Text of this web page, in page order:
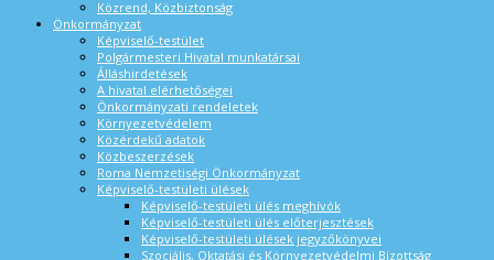
Közrend, Közbiztonság
Önkormányzat
Képviselő-testület
Polgármesteri Hivatal munkatársai
Álláshirdetések
A hivatal elérhetőségei
Önkormányzati rendeletek
Környezetvédelem
Közérdekű adatok
Közbeszerzések
Roma Nemzetiségi Önkormányzat
Képviselő-testületi ülések
Képviselő-testületi ülés meghívók
Képviselő-testületi ülés előterjesztések
Képviselő-testületi ülések jegyzőkönyvei
Szociális, Oktatási és Környezetvédelmi Bizottság